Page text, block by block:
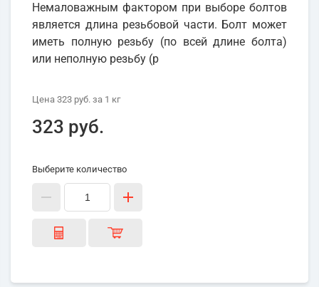
Немаловажным фактором при выборе болтов
является длина резьбовой части. Болт может
иметь полную резьбу (по всей длине болта)
или неполную резьбу (р
Цена 323 руб. за 1 кг
323 руб.
Выберите количество